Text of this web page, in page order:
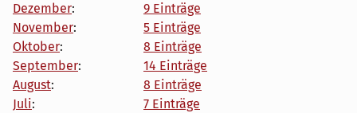
Dezember:
9 Einträge
November:
5 Einträge
Oktober:
8 Einträge
September:
14 Einträge
August:
8 Einträge
Juli:
7 Einträge